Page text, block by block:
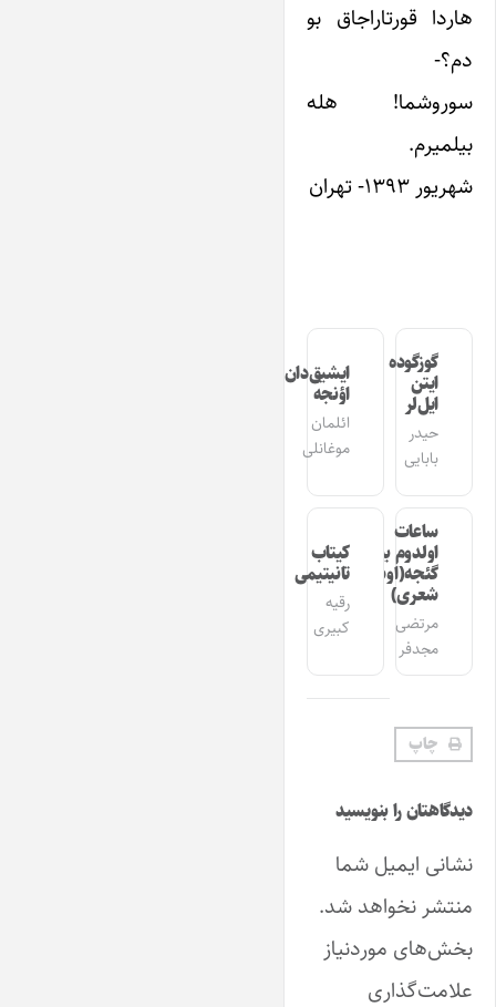
هاردا قورتاراجاق بو
دم؟-
سوروشما! هله
بیلمیرم.
شهریور ۱۳۹۳- تهران
گوزگوده
ایتن
ایل‌لر
حیدر
بابایی
ایشیق‌دان
اؤنجه
ائلمان
موغانلی
ساعات
اولدوم بیر
گئجه(اوشاق
شعری)
مرتضی
مجدفر
کیتاب
تانیتیمی
رقیه
کبیری
چاپ
دیدگاهتان را بنویسید
نشانی ایمیل شما
منتشر نخواهد شد.
بخش‌های موردنیاز
علامت‌گذاری